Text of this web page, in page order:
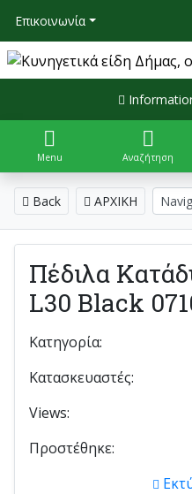
Επικοινωνία
Menu Αναζήτηση
Back ΑΡΧΙΚΗ
Πέδιλα
L30 Black
Κατηγορία:
Κατασκευαστές:
Views:
Προστέθηκε: